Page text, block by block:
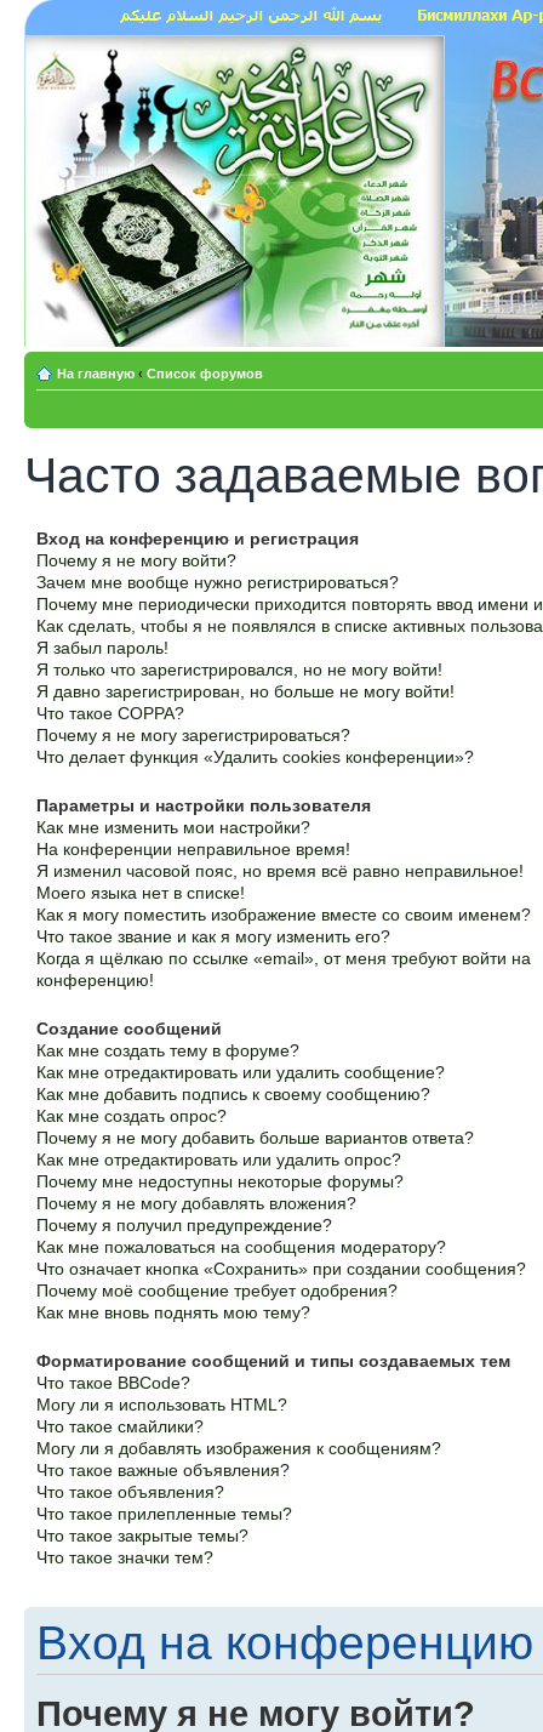
На главную ‹ Список форумов
Часто задаваемые
Вход на конференцию и регистрация
Почему я не могу войти?
Зачем мне вообще нужно регистрироваться?
Почему мне периодически приходится повторять ввод имени
Как сделать, чтобы я не появлялся в списке активных
Я забыл пароль!
Я только что зарегистрировался, но не могу войти!
Я давно зарегистрирован, но больше не могу войти!
Что такое COPPA?
Почему я не могу зарегистрироваться?
Что делает функция «Удалить cookies конференции»?
Параметры и настройки пользователя
Как мне изменить мои настройки?
На конференции неправильное время!
Я изменил часовой пояс, но время всё равно неправильное!
Моего языка нет в списке!
Как я могу поместить изображение вместе со своим именем?
Что такое звание и как я могу изменить его?
Когда я щёлкаю по ссылке «email», от меня требуют войти на
конференцию!
Создание сообщений
Как мне создать тему в форуме?
Как мне отредактировать или удалить сообщение?
Как мне добавить подпись к своему сообщению?
Как мне создать опрос?
Почему я не могу добавить больше вариантов ответа?
Как мне отредактировать или удалить опрос?
Почему мне недоступны некоторые форумы?
Почему я не могу добавлять вложения?
Почему я получил предупреждение?
Как мне пожаловаться на сообщения модератору?
Что означает кнопка «Сохранить» при создании сообщения?
Почему моё сообщение требует одобрения?
Как мне вновь поднять мою тему?
Форматирование сообщений и типы создаваемых тем
Что такое BBCode?
Могу ли я использовать HTML?
Что такое смайлики?
Могу ли я добавлять изображения к сообщениям?
Что такое важные объявления?
Что такое объявления?
Что такое прилепленные темы?
Что такое закрытые темы?
Что такое значки тем?
Вход на конференцию
Почему я не могу войти?